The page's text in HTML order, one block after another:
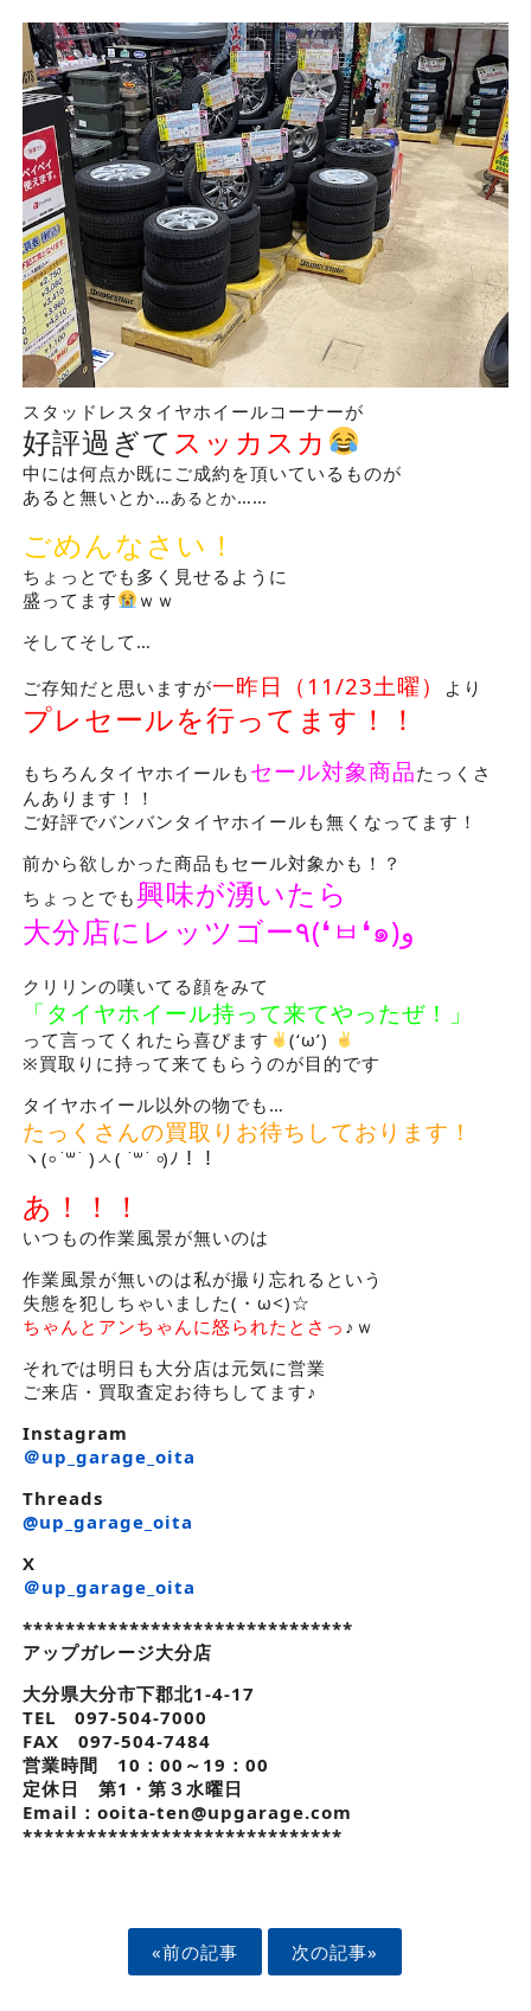
スタッドレスタイヤホイールコーナーが
好評過ぎて スッカスカ
中には何点か既にご成約を頂いているものが
あると無いとか…あるとか……
ごめんなさい！
ちょっとでも多く見せるように
盛ってます
ｗｗ
そしてそして…
ご存知だと思いますが一昨日（11/23土曜） より
プレセールを行ってます！！
もちろんタイヤホイールも セール対象商品たっくさ
んあります！！
ご好評でバンバンタイヤホイールも無くなってます！
前から欲しかった商品もセール対象かも！？
ちょっとでも興味が湧いたら
大分店にレッツゴー٩(❛ ㅂ ❛๑)و
クリリンの嘆いてる顔をみて
「タイヤホイール持って来てやったぜ！」
って言ってくれたら喜びます
(‘ω’)
※買取りに持って来てもらうのが目的です
タイヤホイール以外の物でも…
たっくさんの買取りお待ちしております！
ヽ (৹˙꒳​˙ ) ㅅ( ˙꒳​˙ ৹)ﾉ！！
あ！！！
いつもの作業風景が無いのは
作業風景が無いのは私が撮り忘れるという
失態を犯しちゃいました(・ω<)☆
ちゃんとアンちゃんに怒られたとさっ ♪ｗ
それでは明日も大分店は元気に営業
ご来店・買取査定お待ちしてます♪
Instagram
＠up_garage_oita
Threads
@up_garage_oita
X
＠up_garage_oita
*******************************
アップガレージ大分店
大分県大分市下郡北1-4-17
TEL 097-504-7000
FAX 097-504-7484
営業時間 10：00～19：00
定休日 第1・第３水曜日
Email：ooita-ten@upgarage.com
******************************
«前の記事 次の記事»